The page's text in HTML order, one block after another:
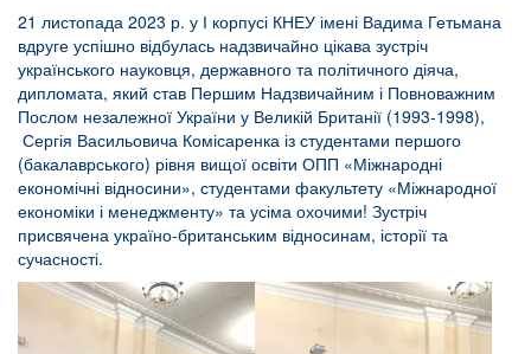
21 листопада 2023 р. у І корпусі КНЕУ імені Вадима Гетьмана
вдруге успішно відбулась надзвичайно цікава зустріч
українського науковця, державного та політичного діяча,
дипломата, який став Першим Надзвичайним і Повноважним
Послом незалежної України у Великій Британії (1993-1998),
Сергія Васильовича Комісаренка із студентами першого
(бакалаврського) рівня вищої освіти ОПП «Міжнародні
економічні відносини», студентами факультету «Міжнародної
економіки і менеджменту» та усіма охочими! Зустріч
присвячена україно-британським відносинам, історії та
сучасності.